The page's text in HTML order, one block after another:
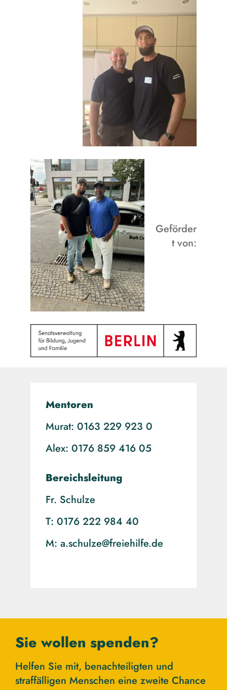
Geförder
t von:
Mentoren
Murat: 0163 229 923 0
Alex: 0176 859 416 05
Bereichsleitung
Fr. Schulze
T: 0176 222 984 40
M: a.schulze@freiehilfe.de
Sie wollen spenden?
Helfen Sie mit, benachteiligten und
straffälligen Menschen eine zweite Chance